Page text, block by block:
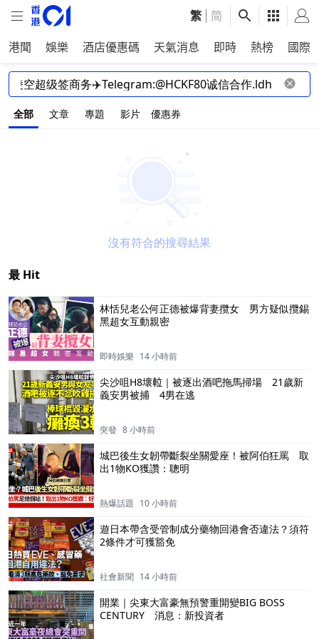
繁 简
港聞 娛樂 酒店優惠碼 天氣消息 即時 熱榜 國際